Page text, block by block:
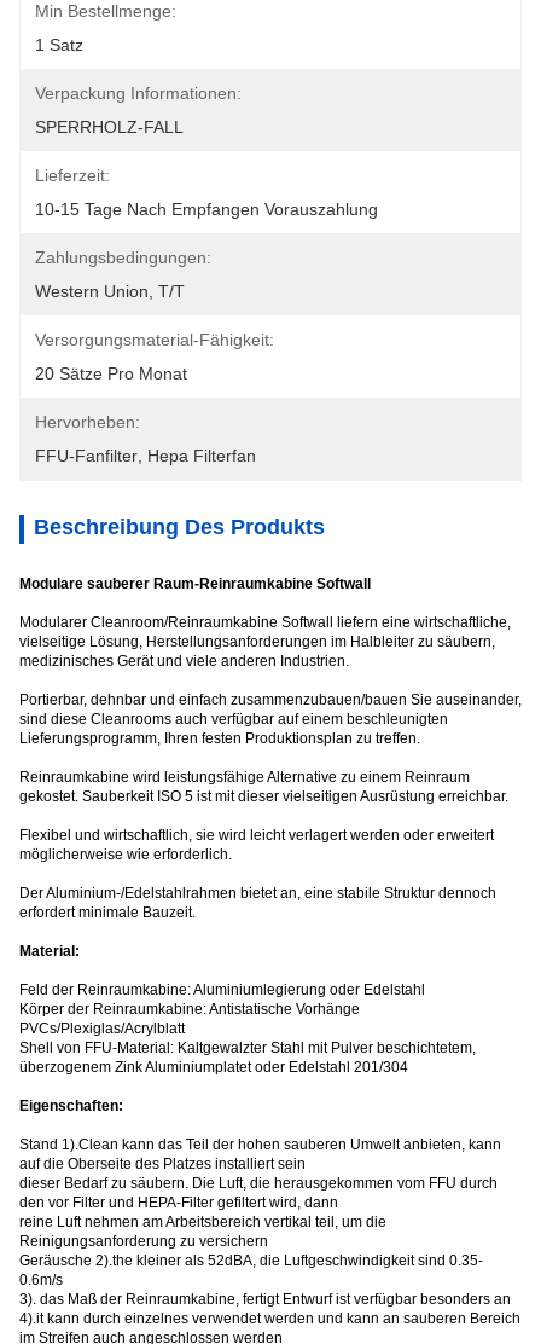
Min Bestellmenge:
1 Satz
Verpackung Informationen:
SPERRHOLZ-FALL
Lieferzeit:
10-15 Tage Nach Empfangen Vorauszahlung
Zahlungsbedingungen:
Western Union, T/T
Versorgungsmaterial-Fähigkeit:
20 Sätze Pro Monat
Hervorheben:
FFU-Fanfilter Hepa Filterfan
Beschreibung Des Produkts
Modulare sauberer Raum-Reinraumkabine Softwall
Modularer Cleanroom/Reinraumkabine Softwall liefern eine wirtschaftliche,
vielseitige Lösung, Herstellungsanforderungen im Halbleiter zu säubern,
medizinisches Gerät und viele anderen Industrien.
Portierbar, dehnbar und einfach zusammenzubauen/bauen Sie auseinander,
sind diese Cleanrooms auch verfügbar auf einem beschleunigten
Lieferungsprogramm, Ihren festen Produktionsplan zu treffen.
Reinraumkabine wird leistungsfähige Alternative zu einem Reinraum
gekostet. Sauberkeit ISO 5 ist mit dieser vielseitigen Ausrüstung erreichbar.
Flexibel und wirtschaftlich, sie wird leicht verlagert werden oder erweitert
möglicherweise wie erforderlich.
Der Aluminium-/Edelstahlrahmen bietet an, eine stabile Struktur dennoch
erfordert minimale Bauzeit.
Material:
Feld der Reinraumkabine: Aluminiumlegierung oder Edelstahl
Körper der Reinraumkabine: Antistatische Vorhänge
PVCs/Plexiglas/Acrylblatt
Shell von FFU-Material: Kaltgewalzter Stahl mit Pulver beschichtetem,
überzogenem Zink Aluminiumplatet oder Edelstahl 201/304
Eigenschaften:
Stand 1).Clean kann das Teil der hohen sauberen Umwelt anbieten, kann
auf die Oberseite des Platzes installiert sein
dieser Bedarf zu säubern. Die Luft, die herausgekommen vom FFU durch
den vor Filter und HEPA-Filter gefiltert wird, dann
reine Luft nehmen am Arbeitsbereich vertikal teil, um die
Reinigungsanforderung zu versichern
Geräusche 2).the kleiner als 52dBA, die Luftgeschwindigkeit sind 0.35-
0.6m/s
3). das Maß der Reinraumkabine, fertigt Entwurf ist verfügbar besonders an
4).it kann durch einzelnes verwendet werden und kann an sauberen Bereich
im Streifen auch angeschlossen werden